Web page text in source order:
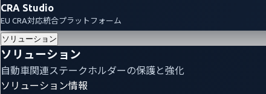
CRA Studio
EU CRA対応統合プラットフォーム
ソリューション
ソリューション
自動車関連ステークホルダーの保護と強化
ソリューション情報